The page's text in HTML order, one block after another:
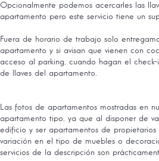
Opcionalmente podemos acercarles las
apartamento pero este servicio tiene un
Fuera de horario de trabajo solo
apartamento y si avisan que vienen con
acceso al parking, cuando hagan el
de llaves del apartamento.
Las fotos de apartamentos mostradas en
apartamento tipo, ya que al disponer de
edificio y ser apartamentos de
variación en el tipo de muebles o
servicios de la descripción son